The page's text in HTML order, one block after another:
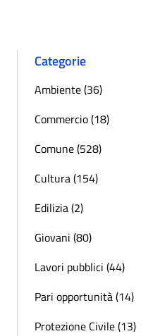
Categorie
Ambiente (36)
Commercio (18)
Comune (528)
Cultura (154)
Edilizia (2)
Giovani (80)
Lavori pubblici (44)
Pari opportunità (14)
Protezione Civile (13)